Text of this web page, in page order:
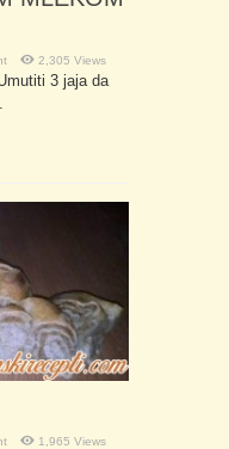
2,305 Views
3 jaja da
1,965 Views